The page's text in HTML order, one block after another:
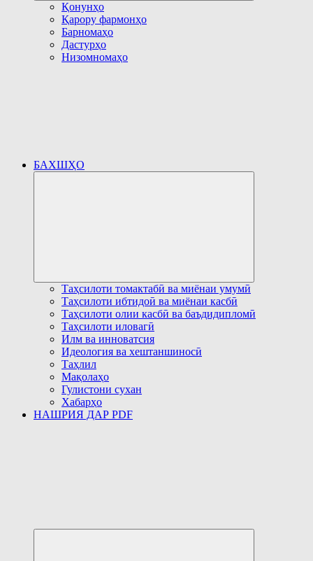
Қонунҳо
Қарору фармонҳо
Барномаҳо
Дастурҳо
Низомномаҳо
БАХШҲО
Таҳсилоти томактабӣ ва миёнаи умумӣ
Таҳсилоти ибтидоӣ ва миёнаи касбӣ
Таҳсилоти олии касбӣ ва баъдидипломӣ
Таҳсилоти иловагӣ
Илм ва инноватсия
Идеология ва хештаншиносӣ
Таҳлил
Мақолаҳо
Гулистони сухан
Хабарҳо
НАШРИЯ ДАР PDF